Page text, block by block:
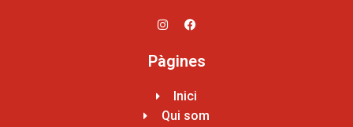
Pàgines
Inici
Qui som